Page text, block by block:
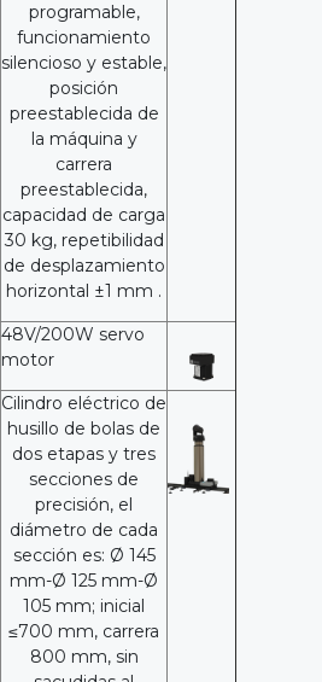
programable,
funcionamiento
silencioso y estable,
posición
preestablecida de
la máquina y
carrera
preestablecida,
capacidad de carga
30 kg, repetibilidad
de desplazamiento
horizontal ±1 mm .
48V/200W servo
motor
Cilindro eléctrico de
husillo de bolas de
dos etapas y tres
secciones de
precisión, el
diámetro de cada
sección es: Ø 145
mm-Ø 125 mm-Ø
105 mm; inicial
≤700 mm, carrera
800 mm, sin